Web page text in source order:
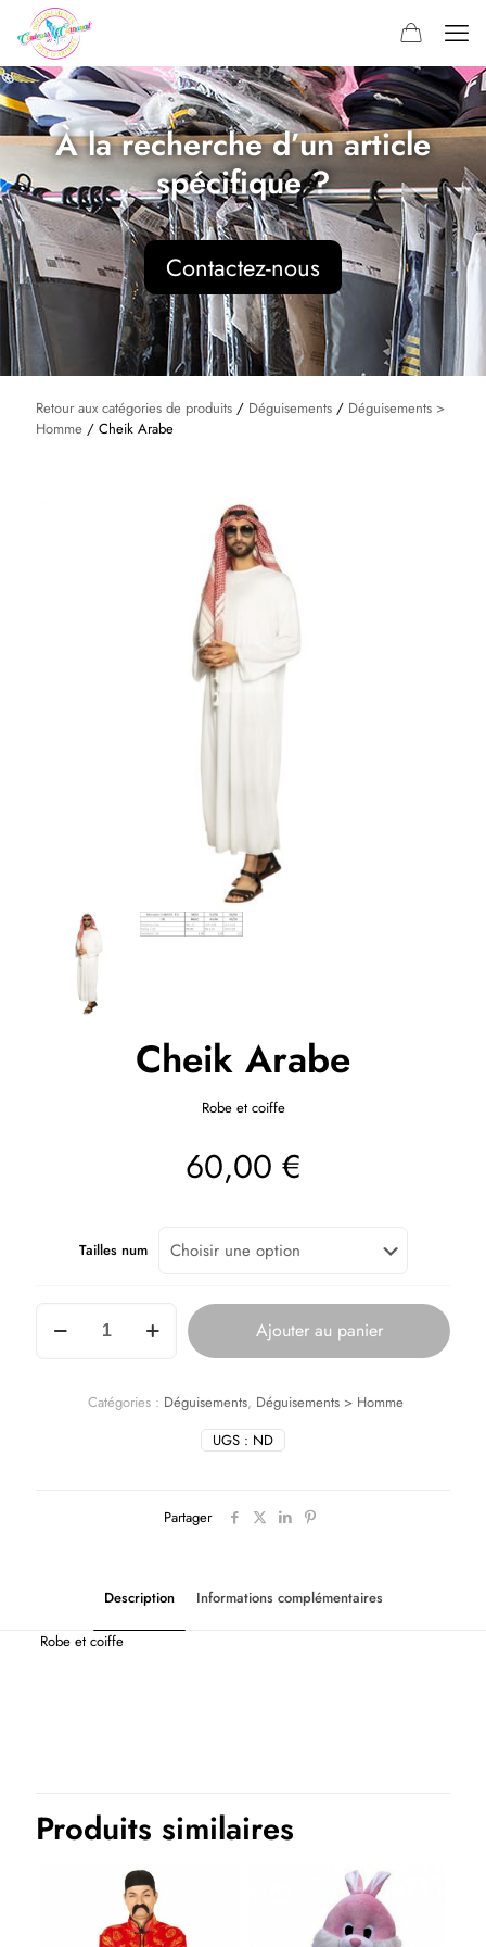
À la recherche d’un article
spécifique ?
Contactez-nous
Retour aux catégories de produits / Déguisements / Déguisements >
Homme / Cheik Arabe
Cheik Arabe
Robe et coiffe
60,00 €
Tailles num
Ajouter au panier
UGS : ND
Catégories : Déguisements, Déguisements > Homme
Partager
Description Informations complémentaires
Robe et coiffe
Produits similaires